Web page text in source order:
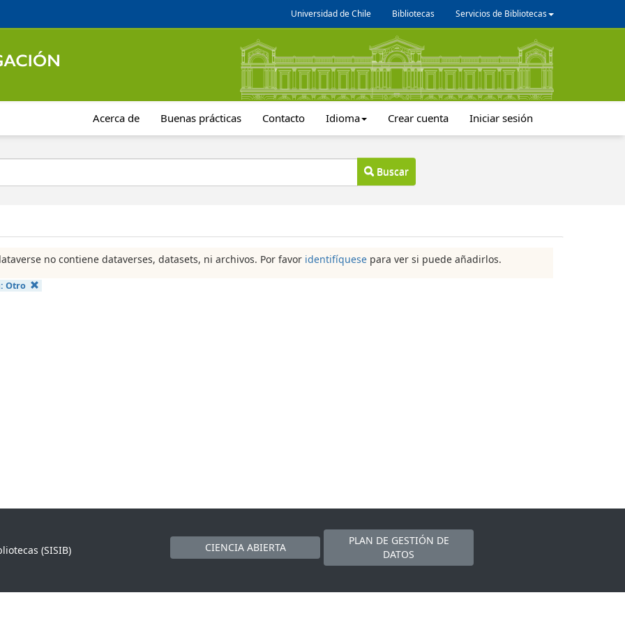
Universidad de Chile Bibliotecas Servicios de Bibliotecas
Acerca de Buenas prácticas Contacto Idioma Crear cuenta Iniciar sesión
Buscar
no contiene dataverses, datasets, ni archivos. Por favor identifíquese para ver si puede añadirlos.
Otro
(SISIB)
CIENCIA ABIERTA
PLAN DE GESTIÓN DE
DATOS